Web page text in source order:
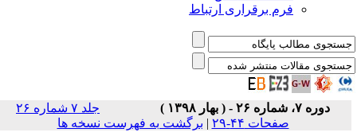
فرم برقراری ارتباط
دوره ۷، شماره ۲۶ - ( بهار ۱۳۹۸ )
جلد ۷ شماره ۲۶
صفحات ۴۴-۲۹
|برگشت به فهرست نسخه ها